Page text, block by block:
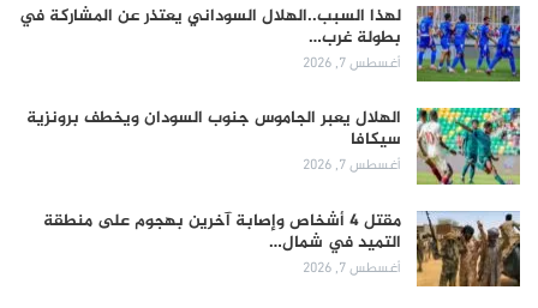
لهذا السبب..الهلال السوداني يعتذر عن المشاركة في
بطولة غرب…
أغسطس 7, 2026
الهلال يعبر الجاموس جنوب السودان ويخطف برونزية
سيكافا
أغسطس 7, 2026
مقتل 4 أشخاص وإصابة آخرين بهجوم على منطقة
التميد في شمال…
أغسطس 7, 2026